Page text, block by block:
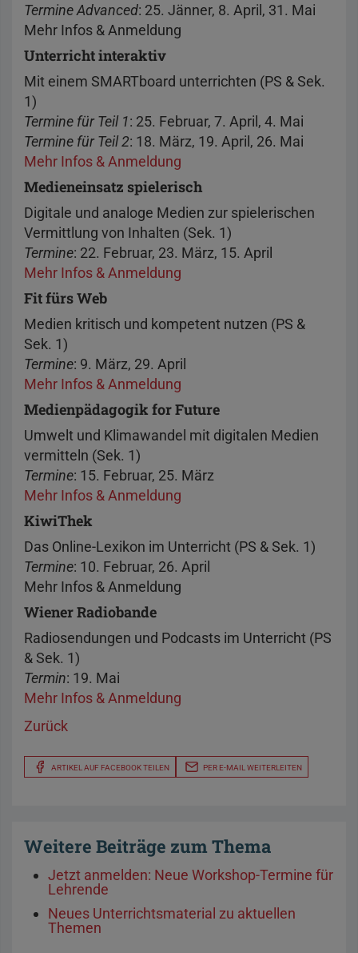
Termine Advanced: 25. Jänner, 8. April, 31. Mai
Mehr Infos & Anmeldung​​​​​​​
Unterricht interaktiv
Mit einem SMARTboard unterrichten (PS & Sek.
1)
Termine für Teil 1: 25. Februar, 7. April, 4. Mai
Termine für Teil 2: 18. März, 19. April, 26. Mai
Mehr Infos & Anmeldung
Medieneinsatz spielerisch
Digitale und analoge Medien zur spielerischen
Vermittlung von Inhalten (Sek. 1)
Termine: 22. Februar, 23. März, 15. April
Mehr Infos & Anmeldung
Fit fürs Web
Medien kritisch und kompetent nutzen (PS &
Sek. 1)
Termine: 9. März, 29. April
Mehr Infos & Anmeldung
Medienpädagogik for Future
Umwelt und Klimawandel mit digitalen Medien
vermitteln (Sek. 1)
Termine: 15. Februar, 25. März
Mehr Infos & Anmeldung
KiwiThek
Das Online-Lexikon im Unterricht (PS & Sek. 1)
Termine: 10. Februar, 26. April
Mehr Infos & Anmeldung​​​​​​​
Wiener Radiobande
Radiosendungen und Podcasts im Unterricht (PS
& Sek. 1)
Termin: 19. Mai
Mehr Infos & Anmeldung
Zurück
ARTIKEL AUF FACEBOOK TEILEN PER E-MAIL WEITERLEITEN
Weitere Beiträge zum Thema
Jetzt anmelden: Neue Workshop-Termine für
Lehrende
Neues Unterrichtsmaterial zu aktuellen
Themen